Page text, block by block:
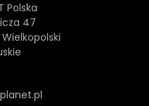
Polska
47